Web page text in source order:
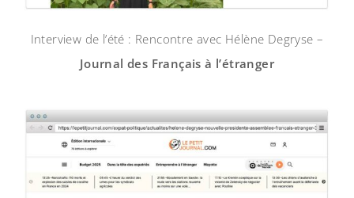
Interview de l’été : Rencontre avec Hélène Degryse –
Journal des Français à l’étranger